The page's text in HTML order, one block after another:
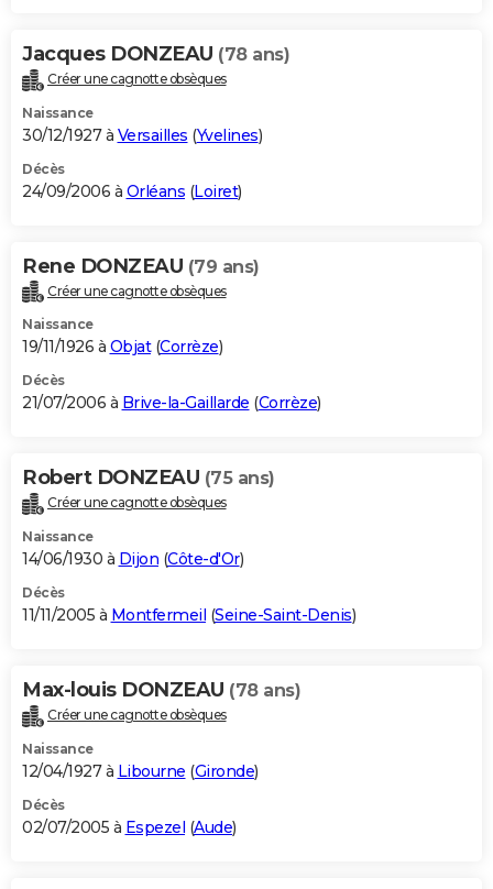
Jacques DONZEAU (78 ans)
Créer une cagnotte obsèques
Naissance
30/12/1927 à Versailles (Yvelines)
Décès
24/09/2006 à Orléans (Loiret)
Rene DONZEAU (79 ans)
Créer une cagnotte obsèques
Naissance
19/11/1926 à Objat(Corrèze)
Décès
21/07/2006 à Brive-la-Gaillarde (Corrèze)
Robert DONZEAU (75 ans)
Créer une cagnotte obsèques
Naissance
14/06/1930 à Dijon (Côte-d'Or)
Décès
11/11/2005 à Montfermeil (Seine-Saint-Denis)
Max-louis DONZEAU (78 ans)
Créer une cagnotte obsèques
Naissance
12/04/1927 à Libourne (Gironde)
Décès
02/07/2005 à Espezel (Aude)